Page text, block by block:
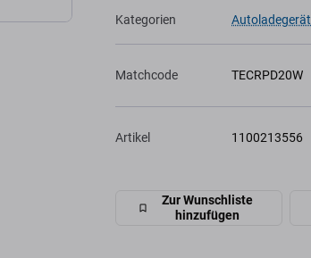
Kategorien Autoladegerät
Matchcode TECRPD20W
Artikel 1100213556
Zur Wunschliste
hinzufügen